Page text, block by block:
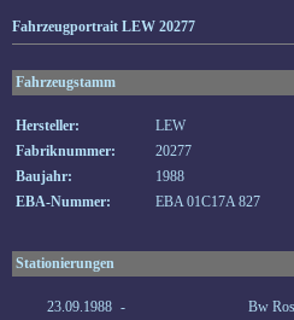
Fahrzeugportrait LEW 20277
Fahrzeugstamm
Hersteller: LEW
Fabriknummer:
20277
Baujahr:
1988
EBA-Nummer:
EBA 01C17A 827
Stationierungen
23.09.1988 -
Bw